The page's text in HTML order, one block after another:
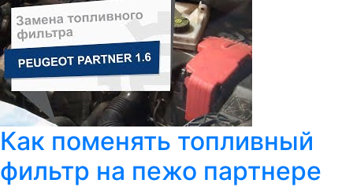
Как поменять топливный
фильтр на пежо партнере